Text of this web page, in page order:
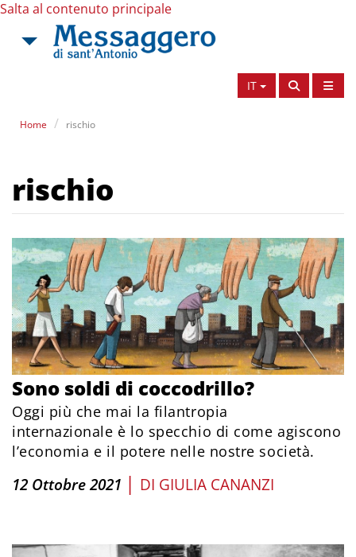
Salta al contenuto principale
IT
Home rischio
rischio
Sono soldi di coccodrillo?
Oggi più che mai la filantropia
internazionale è lo specchio di come agiscono
l’economia e il potere nelle nostre società.
12 Ottobre 2021 | DI GIULIA CANANZI